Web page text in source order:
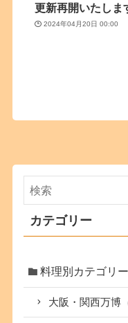
更新再開いたしま
2024年04月20日 00:00
カテゴリー
料理別カテゴリー
大阪・関西万博